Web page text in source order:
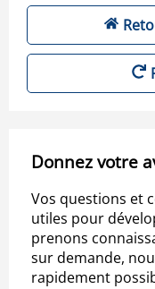
Donnez votre
Vos questions et
utiles pour
prenons
sur demande,
rapidement